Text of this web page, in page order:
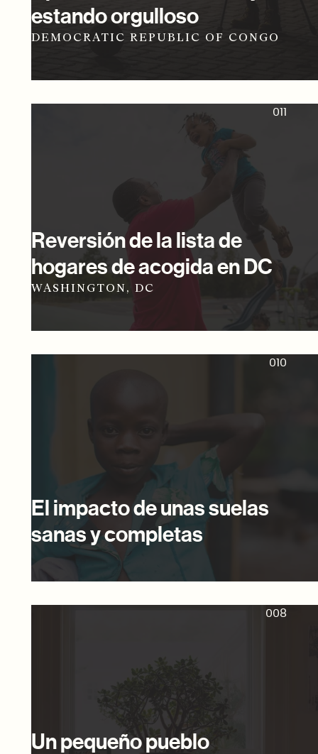
estando orgulloso
DEMOCRATIC REPUBLIC OF CONGO
011
Reversión de la lista de
hogares de acogida en DC
WASHINGTON, DC
010
El impacto de unas suelas
sanas y completas
008
Un pequeño pueblo